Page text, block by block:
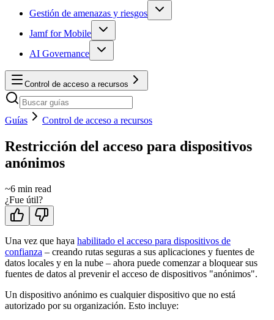
Gestión de amenazas y riesgos
Jamf for Mobile
AI Governance
Control de acceso a recursos
Guías Control de acceso a recursos
Restricción del acceso para dispositivos
anónimos
~6 min read
¿Fue útil?
Una vez que haya habilitado el acceso para dispositivos de
confianza – creando rutas seguras a sus aplicaciones y fuentes de
datos locales y en la nube – ahora puede comenzar a bloquear sus
fuentes de datos al prevenir el acceso de dispositivos "anónimos".
Un dispositivo anónimo es cualquier dispositivo que no está
autorizado por su organización. Esto incluye: